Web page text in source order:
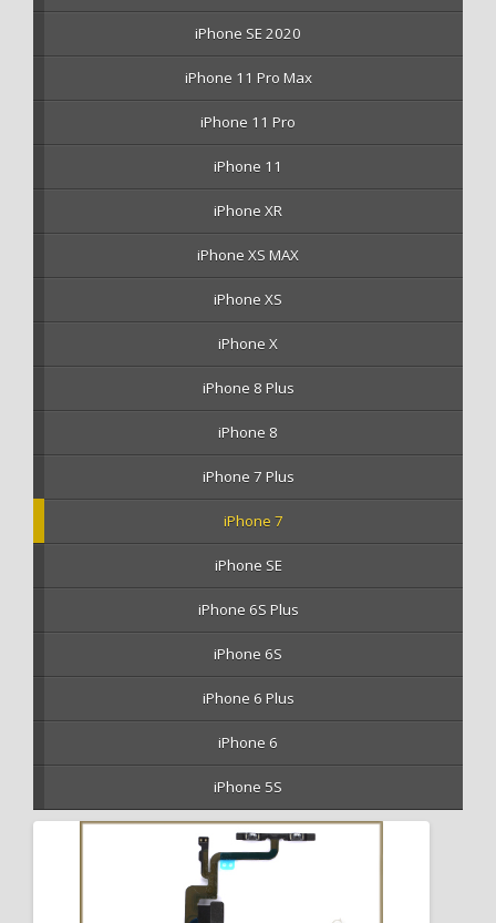
iPhone SE 2020
iPhone 11 Pro Max
iPhone 11 Pro
iPhone 11
iPhone XR
iPhone XS MAX
iPhone XS
iPhone X
iPhone 8 Plus
iPhone 8
iPhone 7 Plus
iPhone 7
iPhone SE
iPhone 6S Plus
iPhone 6S
iPhone 6 Plus
iPhone 6
iPhone 5S